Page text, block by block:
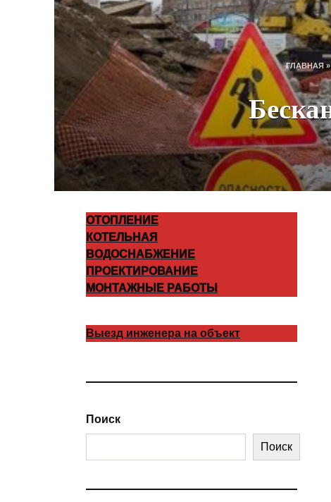
ГЛАВНАЯ
ОТОПЛЕНИЕ
КОТЕЛЬНАЯ
ВОДОСНАБЖЕНИЕ
ПРОЕКТИРОВАНИЕ
МОНТАЖНЫЕ РАБОТЫ
Выезд инженера на объект
Поиск
Поиск